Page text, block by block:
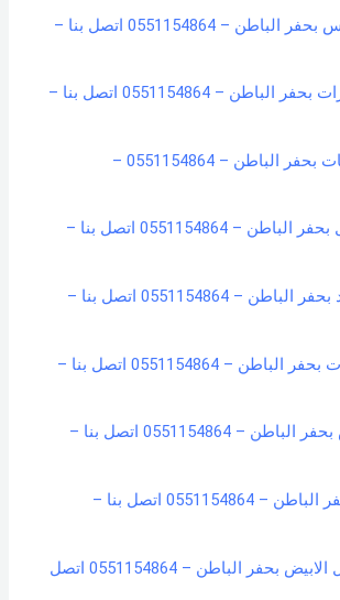
شركة تنظيف مجالس بحفر الباطن – 0551154864 اتصل بنا –
شركة مكافحة حشرات بحفر الباطن – 0551154864 اتصل بنا –
شركة تنظيف مكيفات بحفر الباطن – 0551154864 –
شركة تنظيف منازل بحفر الباطن – 0551154864 اتصل بنا –
شركة تنظيف سجاد بحفر الباطن – 0551154864 اتصل بنا –
شركة تنظيف خزانات بحفر الباطن – 0551154864 اتصل بنا –
شركة تنظيف فرش بحفر الباطن – 0551154864 اتصل بنا –
شركة جلي بلاط بحفر الباطن – 0551154864 اتصل بنا –
شركة مكافحة النمل الابيض بحفر الباطن – 0551154864 اتصل